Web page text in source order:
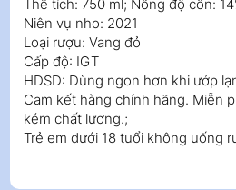
Thể tích: 750 ml; Nồng độ cồn:
Niên vụ nho: 2021
Loại rượu: Vang đỏ
Cấp độ: IGT
HDSD: Dùng ngon hơn khi ướp
Cam kết hàng chính hãng. Miễn
kém chất lương.;
Trẻ em dưới 18 tuổi không uống